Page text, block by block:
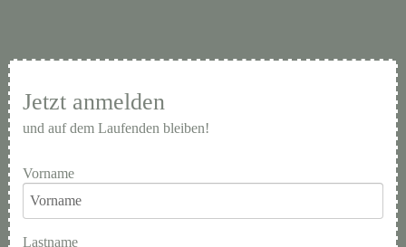
Jetzt anmelden
und auf dem Laufenden bleiben!
Vorname
Lastname